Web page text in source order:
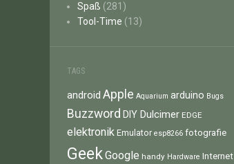
Spaß (281)
Tool-Time (13)
TAGS
android Apple Aquarium arduino Bugs
Buzzword DIY Dulcimer EDGE
elektronik Emulator esp8266 fotografie
GeekGoogle handy Hardware Internet